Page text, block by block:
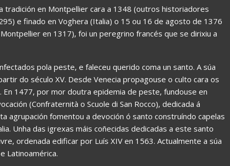
tradición en Montpellier cara a 1348 (outros historiadores
e finado en Voghera (Italia) o 15 ou 16 de agosto de 1376
en 1317), foi un peregrino francés que se dirixiu a
pola peste, e faleceu querido coma un santo. A súa
do século XV. Desde Venecia propagouse o culto cara os
1477, por mor doutra epidemia de peste, fundouse en
(Confraternità o Scuole di San Rocco), dedicada á
agrupación fomentou a devoción ó santo construíndo capelas
Unha das igrexas máis coñecidas dedicadas a este santo
ordenada edificar por Luís XIV en 1563. Actualmente a súa
Latinoamérica.